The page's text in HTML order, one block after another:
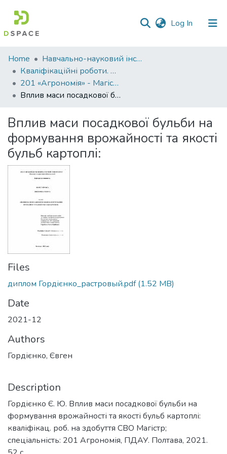
Log In (current)
Communities
&
Collections
Statistics
Home
Навчально-науковий інститут агротехнологій, селекції та екології
Кваліфікаційні роботи. ННІ агротехнологій, селекції та екології
201 «Агрономія» - Магістри 2021-2022
Вплив маси посадкової бульби на формування врожайності та якості бульб картоплі:
Вплив маси посадкової бульби на
формування врожайності та якості
бульб картоплі:
Files
диплом Гордієнко_растровый.pdf(1.52 MB)
Date
2021-12
Authors
Гордієнко, Євген
Description
Гордієнко Є. Ю. Вплив маси посадкової бульби на
формування врожайності та якості бульб картоплі:
кваліфікац. роб. на здобуття СВО Магістр;
спеціальність: 201 Агрономія, ПДАУ. Полтава, 2021.